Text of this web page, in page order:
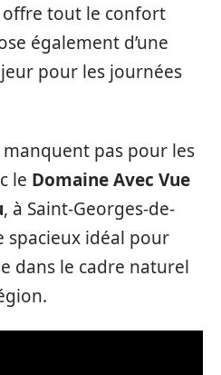
offre tout le confort
également d’une
pour les journées
pas pour les
le Domaine Avec Vue
, à Saint-Georges-de-
spacieux idéal pour
dans le cadre naturel